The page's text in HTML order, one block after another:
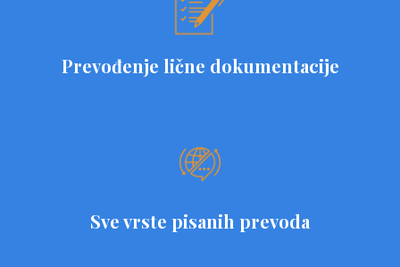
Prevođenje lične dokumentacije
Sve vrste pisanih prevoda